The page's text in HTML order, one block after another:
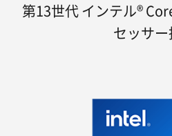
第13世代 インテル®
セッサ